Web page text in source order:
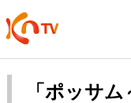
「ポッサ